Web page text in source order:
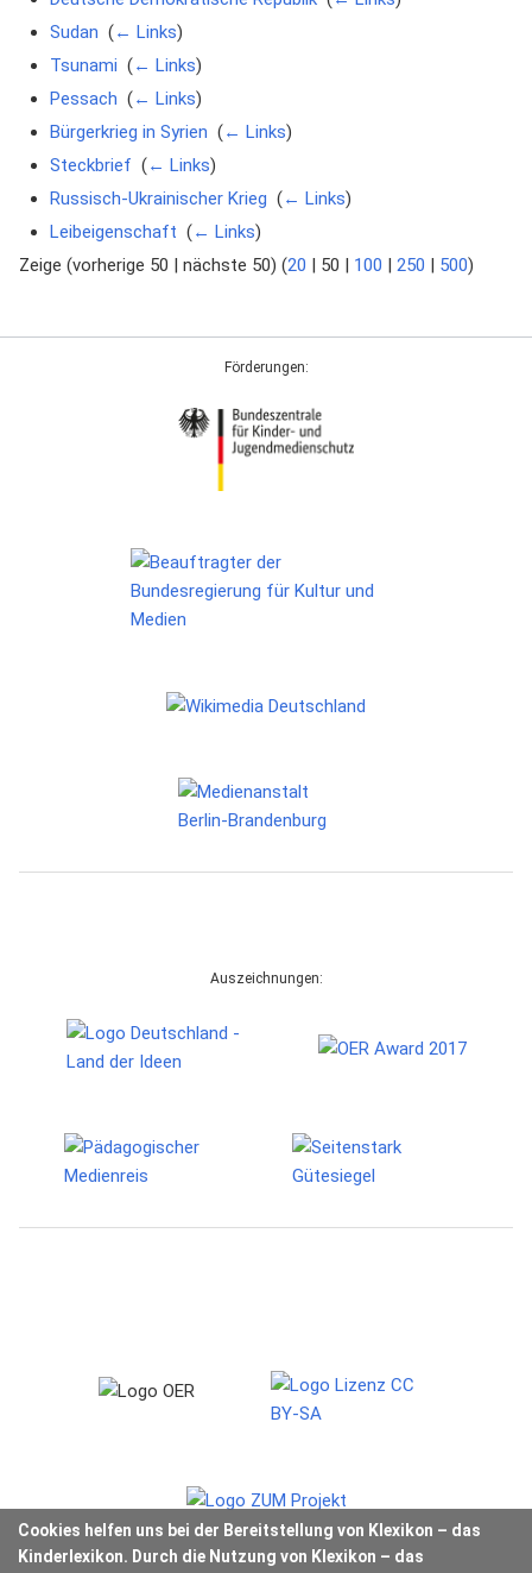
Sudan (← Links)
Tsunami (← Links)
Pessach (← Links)
Bürgerkrieg in Syrien (← Links)
Steckbrief (← Links)
Russisch-Ukrainischer Krieg (← Links)
Leibeigenschaft (← Links)
Zeige (vorherige 50 | nächste 50) (20 | 50 | 100 | 250 | 500)
Cookies helfen uns bei der Bereitstellung von Klexikon – das
Kinderlexikon. Durch die Nutzung von Klexikon – das
Förderungen:
Auszeichnungen: